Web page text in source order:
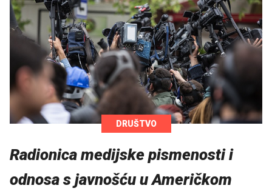
DRUŠTVO
Radionica medijske pismenosti i
odnosa s javnošću u Američkom